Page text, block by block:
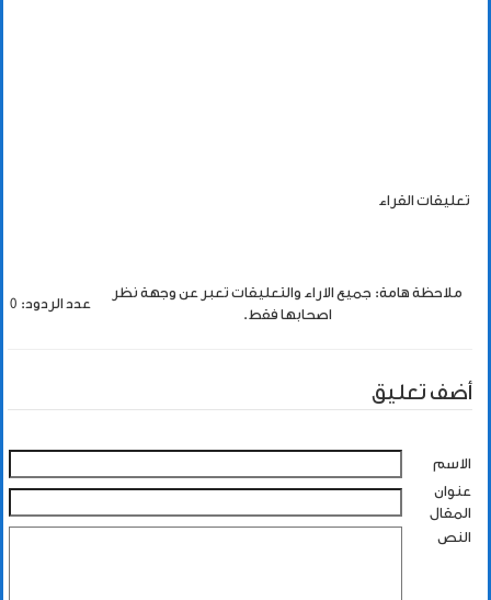
تعليقات القراء
ملاحظة هامة: جميع الاراء والتعليقات تعبر عن وجهة نظر
اصحابها فقط.
عدد الردود: 0
أضف تعليق
الاسم
عنوان
المقال
النص